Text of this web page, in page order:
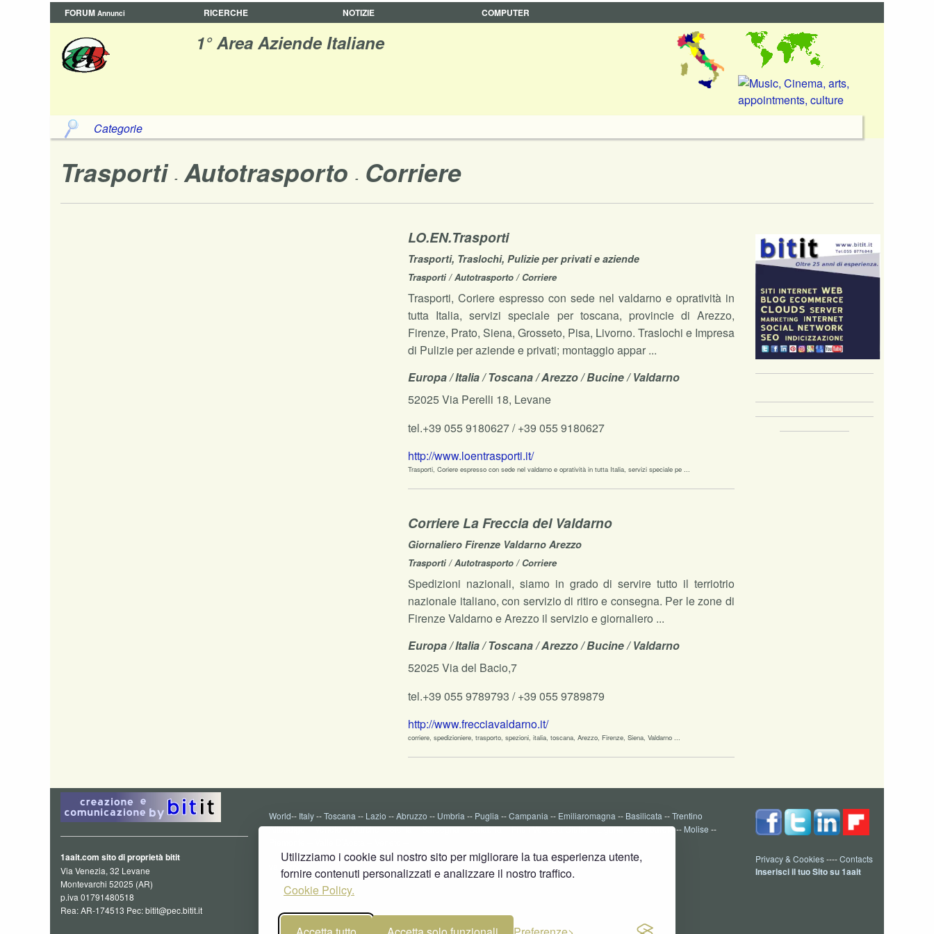
Utilizziamo i cookie sul nostro sito per migliorare la tua esperienza utente,
fornire contenuti personalizzati e analizzare il nostro traffico.
Cookie Policy.
FORUM Annunci RICERCHE NOTIZIE COMPUTER
1° Area Aziende Italiane
Categorie
Trasporti -Autotrasporto -Corriere
LO.EN.Trasporti
Trasporti, Traslochi, Pulizie per privati e aziende
Trasporti / Autotrasporto / Corriere
Trasporti, Coriere espresso con sede nel valdarno e opratività in
tutta Italia, servizi speciale per toscana, provincie di Arezzo,
Firenze, Prato, Siena, Grosseto, Pisa, Livorno. Traslochi e Impresa
di Pulizie per aziende e privati; montaggio appar ...
Europa / Italia / Toscana / Arezzo / Bucine / Valdarno
52025 Via Perelli 18, Levane
tel.+39 055 9180627 / +39 055 9180627
http://www.loentrasporti.it/
Trasporti, Coriere espresso con sede nel valdarno e opratività in tutta Italia, servizi speciale pe ...
Corriere La Freccia del Valdarno
Giornaliero Firenze Valdarno Arezzo
Trasporti / Autotrasporto / Corriere
Spedizioni nazionali, siamo in grado di servire tutto il terriotrio
nazionale italiano, con servizio di ritiro e consegna. Per le zone di
Firenze Valdarno e Arezzo il servizio e giornaliero ...
Europa / Italia / Toscana / Arezzo / Bucine / Valdarno
52025 Via del Bacio,7
tel.+39 055 9789793 / +39 055 9789879
http://www.frecciavaldarno.it/
corriere, spedizioniere, trasporto, spezioni, italia, toscana, Arezzo, Firenze, Siena, Valdarno ...
1aait.com sito di proprietà bitit
Via Venezia, 32 Levane
Montevarchi 52025 (AR)
p.iva 01791480518
Rea: AR-174513 Pec: bitit@pec.bitit.it
World-- Italy--Toscana -- Lazio --Abruzzo -- Umbria -- Puglia --Campania -- Emiliaromagna -- Basilicata --Trentino
Altoadige--Veneto--Marche--Sicilia--Sardegna--Calabria--Friuli Venezia Giulia--Liguria--Lombardia-- Molise --
Privacy & Cookies----Contacts
Inserisci il tuo Sito su 1aait